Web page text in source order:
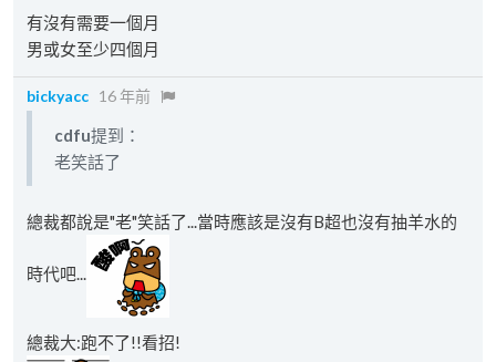
有沒有需要一個月
男或女至少四個月
bickyacc 16 年前
cdfu提到：
老笑話了
總裁都說是"老"笑話了...當時應該是沒有B超也沒有抽羊水的
時代吧...
總裁大:跑不了!!看招!